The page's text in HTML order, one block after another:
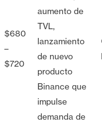
$680
–
$720
aumento de
TVL,
lanzamiento
de nuevo
producto
Binance que
impulse
demanda de